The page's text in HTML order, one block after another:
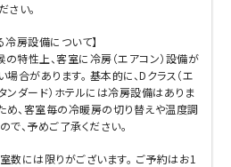
さい。
冷房設備について】
特性上、客室に冷房（エアコン）設備が
合があります。 基本的に、Dクラス（エ
タンダード）ホテルには冷房設備はありま
め、客室毎の冷暖房の切り替えや温度調
、予めご了承ください。
数には限りがございます。 ご予約はお1